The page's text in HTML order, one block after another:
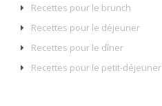
Recettes pour le brunch
Recettes pour le déjeuner
Recettes pour le dîner
Recettes pour le petit-déjeuner